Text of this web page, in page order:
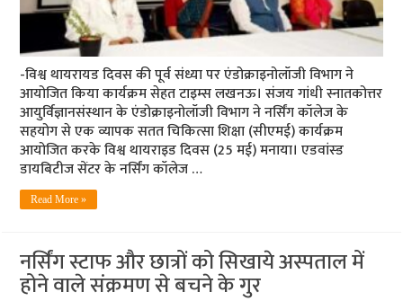
-विश्व थायरायड दिवस की पूर्व संध्या पर एंडोक्राइनोलॉजी विभाग ने
आयोजित किया कार्यक्रम सेहत टाइम्स लखनऊ। संजय गांधी स्नातकोत्तर
आयुर्विज्ञानसंस्थान के एंडोक्राइनोलॉजी विभाग ने नर्सिंग कॉलेज के
सहयोग से एक व्यापक सतत चिकित्सा शिक्षा (सीएमई) कार्यक्रम
आयोजित करके विश्व थायराइड दिवस (25 मई) मनाया। एडवांस्ड
डायबिटीज सेंटर के नर्सिंग कॉलेज …
Read More »
नर्सिंग स्टाफ और छात्रों को सिखाये अस्पताल में
होने वाले संक्रमण से बचने के गुर